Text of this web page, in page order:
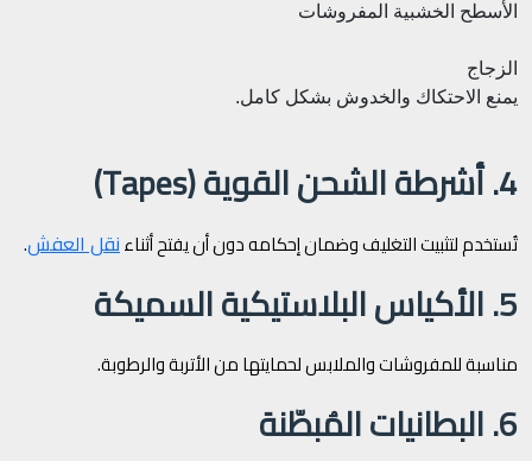
الأسطح الخشبية المفروشات
الزجاج
يمنع الاحتكاك والخدوش بشكل كامل.
4. أشرطة الشحن القوية (Tapes)
تُستخدم لتثبيت التغليف وضمان إحكامه دون أن يفتح أثناءنقل العفش.
5. الأكياس البلاستيكية السميكة
مناسبة للمفروشات والملابس لحمايتها من الأتربة والرطوبة.
6. البطانيات المُبطّنة